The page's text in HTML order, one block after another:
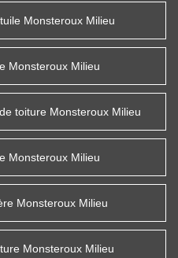
Monsteroux Milieu
Monsteroux Milieu
toiture Monsteroux Milieu
Monsteroux Milieu
Monsteroux Milieu
Monsteroux Milieu